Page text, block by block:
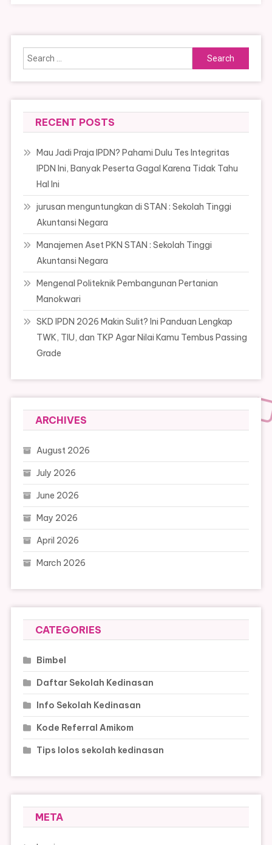
Search
for:
RECENT POSTS
Mau Jadi Praja IPDN? Pahami Dulu Tes Integritas
IPDN Ini, Banyak Peserta Gagal Karena Tidak Tahu
Hal Ini
jurusan menguntungkan di STAN : Sekolah Tinggi
Akuntansi Negara
Manajemen Aset PKN STAN : Sekolah Tinggi
Akuntansi Negara
Mengenal Politeknik Pembangunan Pertanian
Manokwari
SKD IPDN 2026 Makin Sulit? Ini Panduan Lengkap
TWK, TIU, dan TKP Agar Nilai Kamu Tembus Passing
Grade
ARCHIVES
August 2026
July 2026
June 2026
May 2026
April 2026
March 2026
CATEGORIES
Bimbel
Daftar Sekolah Kedinasan
Info Sekolah Kedinasan
Kode Referral Amikom
Tips lolos sekolah kedinasan
META